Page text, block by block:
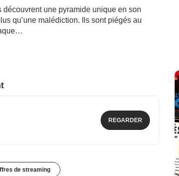
une pyramide unique en son
qu’une malédiction. Ils sont piégés au
REGARDER
de streaming